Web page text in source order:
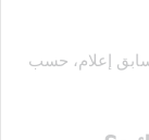
إعلام، حسب